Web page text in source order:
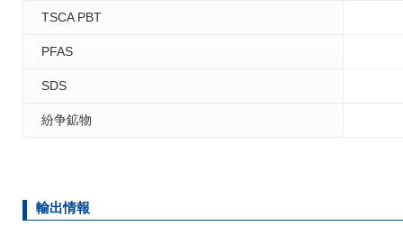
TSCA PBT
PFAS
SDS
紛争鉱物
輸出情報